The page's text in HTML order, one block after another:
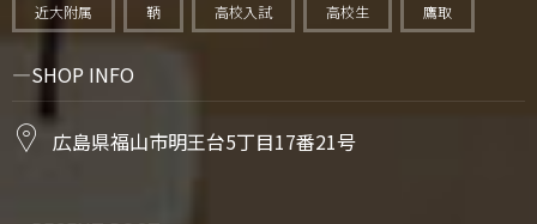
近大附属 鞆 高校入試 高校生 鷹取
SHOP INFO
広島県福山市明王台5丁目17番21号